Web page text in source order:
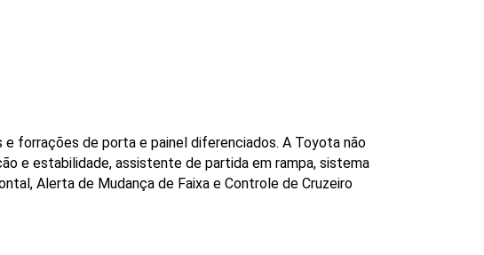
forrações de porta e painel diferenciados. A Toyota não
e estabilidade, assistente de partida em rampa, sistema
Alerta de Mudança de Faixa e Controle de Cruzeiro